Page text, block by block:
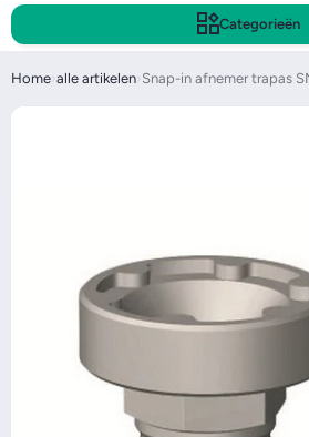
Categorieën
Home alle artikelen Snap-in afnemer trapas